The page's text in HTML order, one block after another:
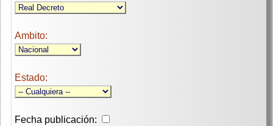
Ambito:
Estado:
Fecha publicación: